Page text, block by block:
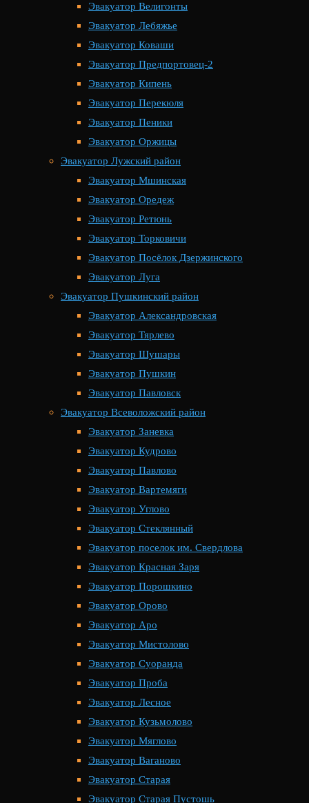
Эвакуатор Велигонты
Эвакуатор Лебяжье
Эвакуатор Коваши
Эвакуатор Предпортовец-2
Эвакуатор Кипень
Эвакуатор Перекюля
Эвакуатор Пеники
Эвакуатор Оржицы
Эвакуатор Лужский район
Эвакуатор Мшинская
Эвакуатор Оредеж
Эвакуатор Ретюнь
Эвакуатор Торковичи
Эвакуатор Посёлок Дзержинского
Эвакуатор Луга
Эвакуатор Пушкинский район
Эвакуатор Александровская
Эвакуатор Тярлево
Эвакуатор Шушары
Эвакуатор Пушкин
Эвакуатор Павловск
Эвакуатор Всеволожский район
Эвакуатор Заневка
Эвакуатор Кудрово
Эвакуатор Павлово
Эвакуатор Вартемяги
Эвакуатор Углово
Эвакуатор Стеклянный
Эвакуатор поселок им. Свердлова
Эвакуатор Красная Заря
Эвакуатор Порошкино
Эвакуатор Орово
Эвакуатор Аро
Эвакуатор Мистолово
Эвакуатор Суоранда
Эвакуатор Проба
Эвакуатор Лесное
Эвакуатор Кузьмолово
Эвакуатор Мяглово
Эвакуатор Ваганово
Эвакуатор Старая
Эвакуатор Старая Пустошь